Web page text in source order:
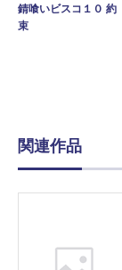
錆喰いビスコ１０ 約
束
関連作品